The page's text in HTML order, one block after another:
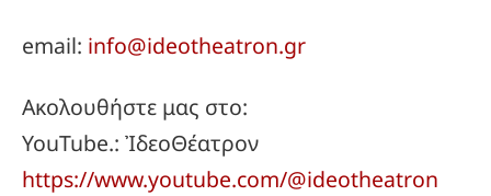
email: info@ideotheatron.gr
Ακολουθήστε μας στο:
YouTube.: ἸδεοΘέατρον
https://www.youtube.com/@ideotheatron